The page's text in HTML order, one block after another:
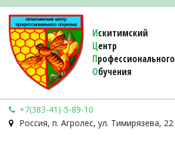
Искитимский
Центр
Профессионального
Обучения
+7(383-41)-5-89-10
Россия, п. Агролес, ул. Тимирязева, 22